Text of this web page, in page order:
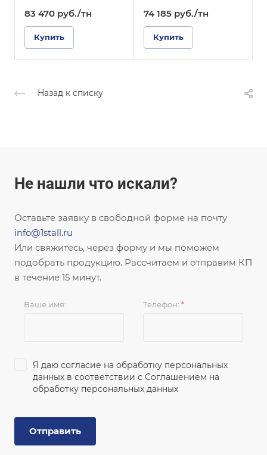
83 470 руб./тн
Купить
74 185 руб./тн
Купить
Назад к списку
Не нашли что искали?
Оставьте заявку в свободной форме на почту
info@1stall.ru
Или свяжитесь, через форму и мы поможем
подобрать продукцию. Рассчитаем и отправим КП
в течение 15 минут.
Ваше имя: Телефон: *
Я даю согласие на обработку персональных
данных в соответствии с Соглашением на
обработку персональных данных
Отправить